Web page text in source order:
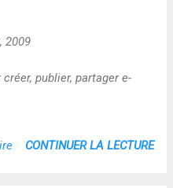
2009
publier, partager e-
CONTINUER LA LECTURE